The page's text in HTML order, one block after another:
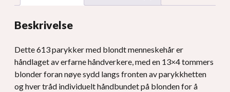
Beskrivelse
Dette 613 parykker med blondt menneskehår er
håndlaget av erfarne håndverkere, med en 13×4 tommers
blonder foran nøye sydd langs fronten av parykkhetten
og hver tråd individuelt håndbundet på blonden for å